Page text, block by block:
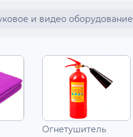
и видео оборудование
Огнетушитель